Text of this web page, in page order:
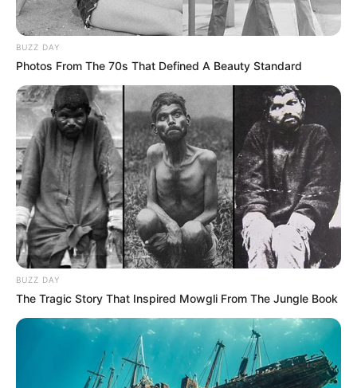
BUZZ DAY
Photos From The 70s That Defined A Beauty Standard
BUZZ DAY
The Tragic Story That Inspired Mowgli From The Jungle Book